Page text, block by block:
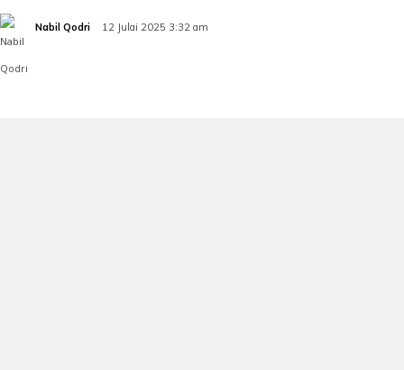
Nabil Qodri 12 Julai 2025 3:32 am